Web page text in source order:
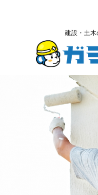
建設・土